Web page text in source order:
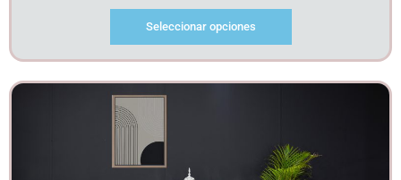
Seleccionar opciones